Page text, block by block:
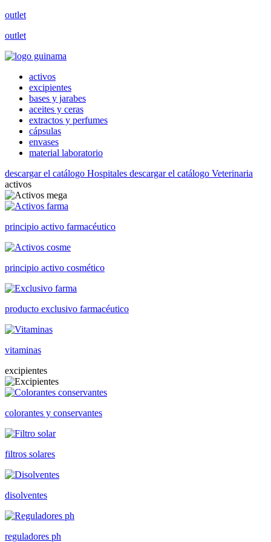
outlet
outlet
activos
excipientes
bases y jarabes
aceites y ceras
extractos y perfumes
cápsulas
envases
material laboratorio
descargar el catálogo Hospitales descargar el catálogo Veterinaria
activos
principio activo farmacéutico
principio activo cosmético
producto exclusivo farmacéutico
vitaminas
excipientes
colorantes y conservantes
filtros solares
disolventes
reguladores ph